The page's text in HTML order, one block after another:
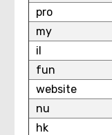
pro
my
il
fun
website
nu
hk